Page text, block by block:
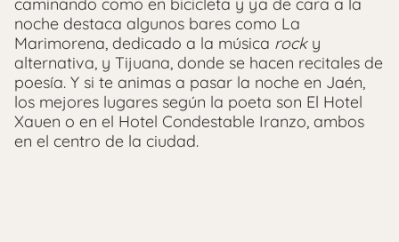
noche destaca algunos bares como La
Marimorena, dedicado a la música rocky
alternativa, y Tijuana, donde se hacen recitales de
poesía. Y si te animas a pasar la noche en Jaén,
los mejores lugares según la poeta son El Hotel
Xauen o en el Hotel Condestable Iranzo, ambos
en el centro de la ciudad.